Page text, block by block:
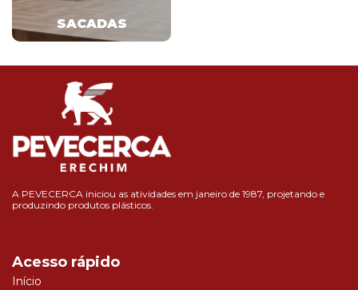
SACADAS
A PEVECERCA iniciou as atividades em janeiro de 1987, projetando e
produzindo produtos plásticos.
Acesso rápido
Início